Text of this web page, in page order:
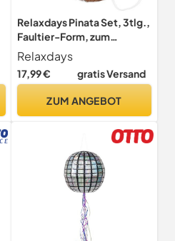
Relaxdays Pinata Set, 3tlg.,
Faultier-Form, zum
Aufhängen, Kinder,
Mädchen & Jungs, mit Stab
& Maske, unbefüllt, braun
Relaxdays
17,99 € gratis Versand
ZUM ANGEBOT